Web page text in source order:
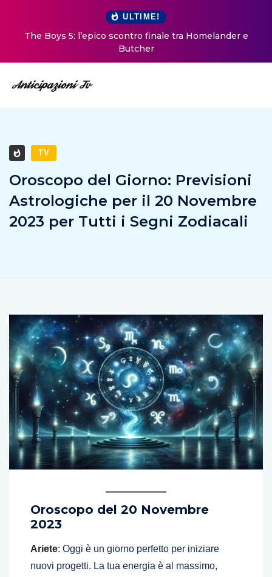
ULTIME!
The Boys 5: l’epico scontro finale tra Homelander e
Butcher
TV
Oroscopo del Giorno: Previsioni
Astrologiche per il 20 Novembre
2023 per Tutti i Segni Zodiacali
Oroscopo del 20 Novembre
2023
Ariete: Oggi è un giorno perfetto per iniziare
nuovi progetti. La tua energia è al massimo,